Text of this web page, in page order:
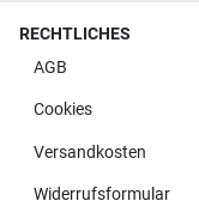
RECHTLICHES
AGB
Cookies
Versandkosten
Widerrufsformular